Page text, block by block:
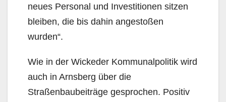
neues Personal und Investitionen sitzen
bleiben, die bis dahin angestoßen
wurden“.
Wie in der Wickeder Kommunalpolitik wird
auch in Arnsberg über die
Straßenbaubeiträge gesprochen. Positiv